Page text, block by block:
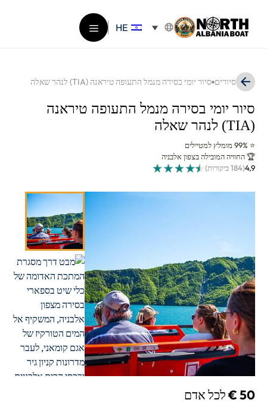
לתוכן
תפריט
סיורים סיור יומי בסירה מנמל התעופה טיראנה (TIA) לנהר שאלה
סיור יומי בסירה מנמל התעופה טיראנה
(TIA) לנהר שאלה
⭐ 99% מומלץ למטיילים
🏆 החוויה המובילה בצפון אלבניה
4,9(184 ביקורות)
50 € לכל אדם